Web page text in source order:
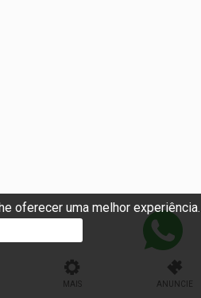
oferecer uma melhor experiência.
MAIS ANUNCIE